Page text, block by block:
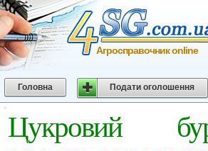
Агросправочник online
Головна Подати оголошення
Цукровий